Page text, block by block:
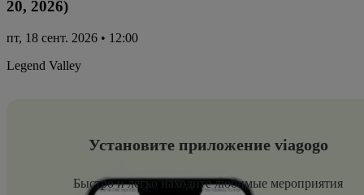
20, 2026)
пт, 18 сент. 2026 • 12:00
Legend Valley
Установите приложение viagogo
Быстро и легко находите любимые мероприятия